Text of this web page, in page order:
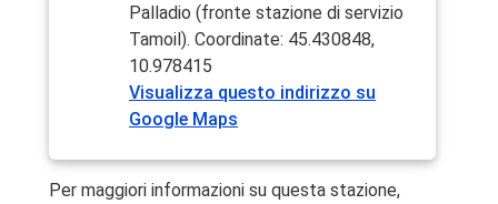
Palladio (fronte stazione di servizio
Tamoil). Coordinate: 45.430848,
10.978415
Visualizza questo indirizzo su
Google Maps
Per maggiori informazioni su questa stazione,